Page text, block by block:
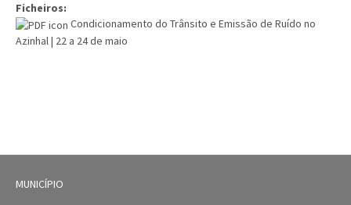
Ficheiros:
Condicionamento do Trânsito e Emissão de Ruído no
Azinhal | 22 a 24 de maio
MUNICÍPIO